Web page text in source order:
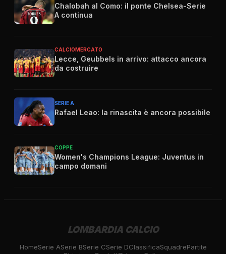
Chalobah al Como: il ponte Chelsea-Serie
A continua
CALCIOMERCATO
Lecce, Geubbels in arrivo: attacco ancora
da costruire
SERIE A
Rafael Leao: la rinascita è ancora possibile
COPPE
Women's Champions League: Juventus in
campo domani
LOMBARDIA CALCIO
HomeSerie ASerie BSerie CSerie DClassificaSquadrePartite